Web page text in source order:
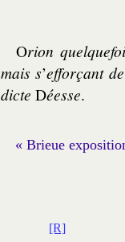
Orion
mais s’ef­for­çant
dicte Déesse.
« Brieue
[R]